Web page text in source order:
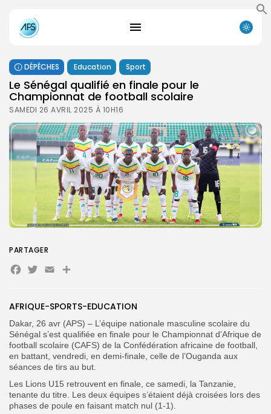
DÉPÊCHES Education Sport
Le Sénégal qualifié en finale pour le
Championnat de football scolaire
SAMEDI 26 AVRIL 2025 À 10H16
AFRIQUE-SPORTS-EDUCATION
Dakar, 26 avr (APS) – L’équipe nationale masculine scolaire du
Sénégal s’est qualifiée en finale pour le Championnat d’Afrique de
football scolaire (CAFS) de la Confédération africaine de football,
en battant, vendredi, en demi-finale, celle de l’Ouganda aux
séances de tirs au but.
Les Lions U15 retrouvent en finale, ce samedi, la Tanzanie,
tenante du titre. Les deux équipes s’étaient déjà croisées lors des
phases de poule en faisant match nul (1-1).
PARTAGER
Facebook
Twitter
EmailPartager